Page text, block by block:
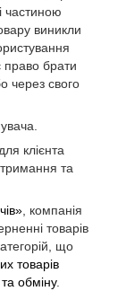
частиною
виникли
право брати
через свого
клієнта
та
, компанія
товарів
що
товарів
обміну.